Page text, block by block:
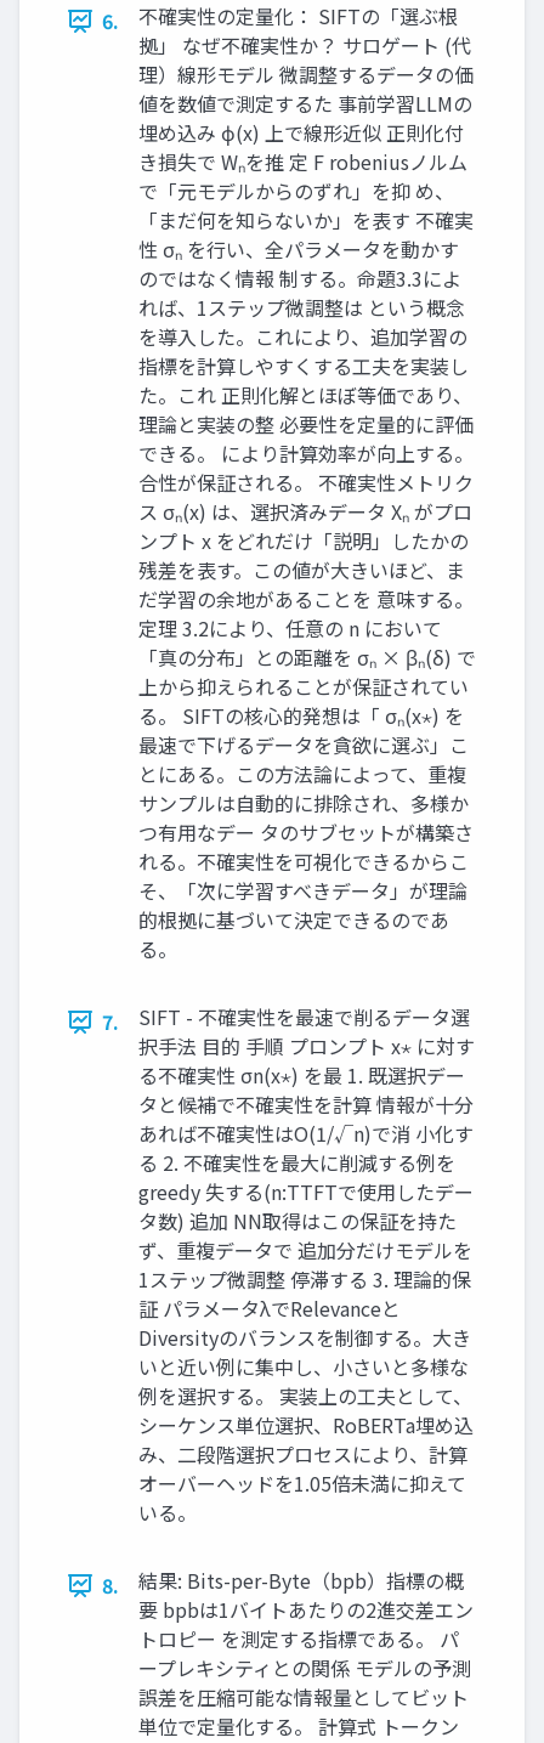
6.
不確実性の定量化： SIFTの「選ぶ根
拠」 なぜ不確実性か？ サロゲート (代
理）線形モデル 微調整するデータの価
値を数値で測定するた 事前学習LLMの
埋め込み ϕ(x) 上で線形近似 正則化付
き損失で Wₙを推 定 F robeniusノルム
で「元モデルからのずれ」を抑 め、
「まだ何を知らないか」を表す 不確実
性 σₙ を行い、全パラメータを動かす
のではなく情報 制する。命題3.3によ
れば、1ステップ微調整は という概念
を導入した。これにより、追加学習の
指標を計算しやすくする工夫を実装し
た。これ 正則化解とほぼ等価であり、
理論と実装の整 必要性を定量的に評価
できる。 により計算効率が向上する。
合性が保証される。 不確実性メトリク
ス σₙ(x) は、選択済みデータ Xₙ がプロ
ンプト x をどれだけ「説明」したかの
残差を表す。この値が大きいほど、ま
だ学習の余地があることを 意味する。
定理 3.2により、任意の n において
「真の分布」との距離を σₙ × βₙ(δ) で
上から抑えられることが保証されてい
る。 SIFTの核心的発想は「 σₙ(x⋆) を
最速で下げるデータを貪欲に選ぶ」こ
とにある。この方法論によって、重複
サンプルは自動的に排除され、多様か
つ有用なデー タのサブセットが構築さ
れる。不確実性を可視化できるからこ
そ、「次に学習すべきデータ」が理論
的根拠に基づいて決定できるのであ
る。
7.
SIFT - 不確実性を最速で削るデータ選
択手法 目的 手順 プロンプト x⋆ に対す
る不確実性 σn(x⋆) を最 1. 既選択デー
タと候補で不確実性を計算 情報が十分
あれば不確実性はO(1/√n)で消 小化す
る 2. 不確実性を最大に削減する例を
greedy 失する(n:TTFTで使用したデー
タ数) 追加 NN取得はこの保証を持た
ず、重複データで 追加分だけモデルを
1ステップ微調整 停滞する 3. 理論的保
証 パラメータλでRelevanceと
Diversityのバランスを制御する。大き
いと近い例に集中し、小さいと多様な
例を選択する。 実装上の工夫として、
シーケンス単位選択、RoBERTa埋め込
み、二段階選択プロセスにより、計算
オーバーヘッドを1.05倍未満に抑えて
いる。
8.
結果: Bits-per-Byte（bpb）指標の概
要 bpbは1バイトあたりの2進交差エン
トロピー を測定する指標である。 パ
ープレキシティとの関係 モデルの予測
誤差を圧縮可能な情報量としてビット
単位で定量化する。 計算式 トークン